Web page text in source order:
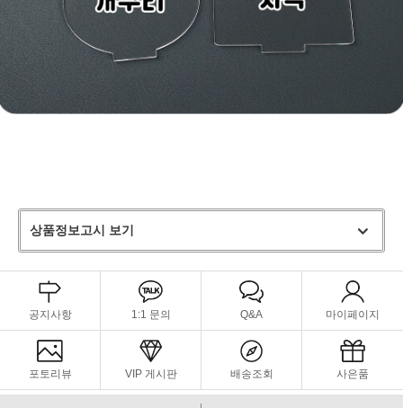
상품정보고시 보기
공지사항 1:1 문의 Q&A 마이페이지
포토리뷰 VIP 게시판 배송조회 사은품